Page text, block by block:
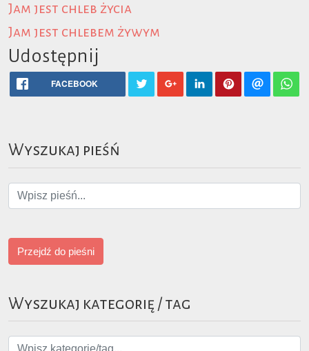
Jam jest chleb życia
Jam jest chlebem żywym
Udostępnij
FACEBOOK
Wyszukaj pieśń
Przejdź do pieśni
Wyszukaj kategorię / tag